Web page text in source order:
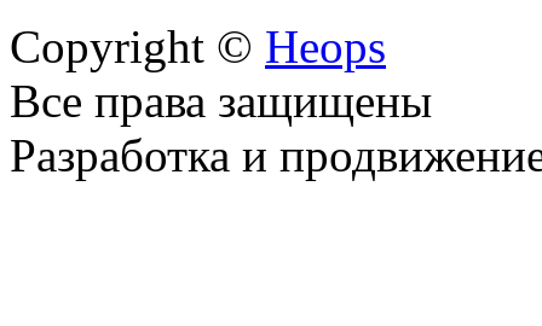
Copyright © Heops
Все права защищены
Разработка и